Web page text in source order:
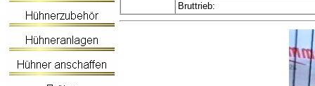
Bruttrieb: